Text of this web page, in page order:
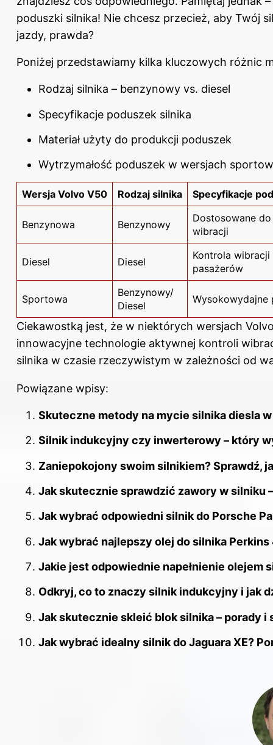
poduszki silnika! Nie chcesz przecież, aby Twój
jazdy, prawda?
Poniżej przedstawiamy kilka kluczowych różnic
Rodzaj silnika – benzynowy vs. diesel
Specyfikacje poduszek silnika
Materiał użyty do produkcji poduszek
Wytrzymałość poduszek w wersjach
Wersja Volvo V50 Rodzaj silnika Specyfikacje
Benzynowa Benzynowy
Dostosowane
wibracji
Diesel Diesel
Kontrola
pasażerów
Sportowa
Benzynowy/
Diesel
Wysokowydajne
Ciekawostką jest, że w niektórych wersjach
innowacyjne technologie aktywnej kontroli
silnika w czasie rzeczywistym w zależności od
Powiązane wpisy:
Skuteczne metody na mycie silnika diesla
Silnik indukcyjny czy inwerterowy – który
Zaniepokojony swoim silnikiem? Sprawdź,
Jak skutecznie sprawdzić zawory w silniku
Jak wybrać odpowiedni silnik do Porsche
Jak wybrać najlepszy olej do silnika
Jakie jest odpowiednie napełnienie olejem
Odkryj, co to znaczy silnik indukcyjny i jak
Jak skutecznie skleić blok silnika – porady i
Jak wybrać idealny silnik do Jaguara XE?